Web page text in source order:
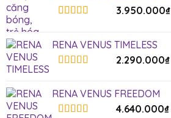
3.950.000₫
RENA VENUS TIMELESS
2.290.000₫
RENA VENUS FREEDOM
4.640.000₫